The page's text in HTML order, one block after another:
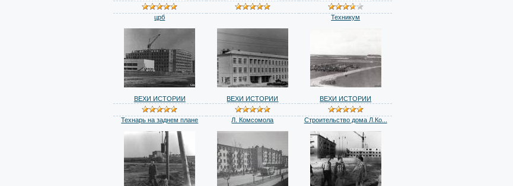
црб
ВЕХИ ИСТОРИИ ВЕХИ ИСТОРИИ
Техникум
ВЕХИ ИСТОРИИ
Технарь на заднем плане Л. Комсомола Строительство дома Л.Ко...